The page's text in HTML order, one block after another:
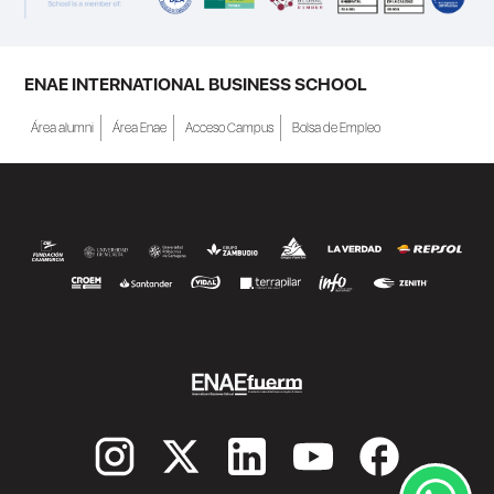
SEGUIR LEYENDO
ENAE INTERNATIONAL BUSINESS SCHOOL
Área alumni Área Enae Acceso Campus Bolsa de Empleo